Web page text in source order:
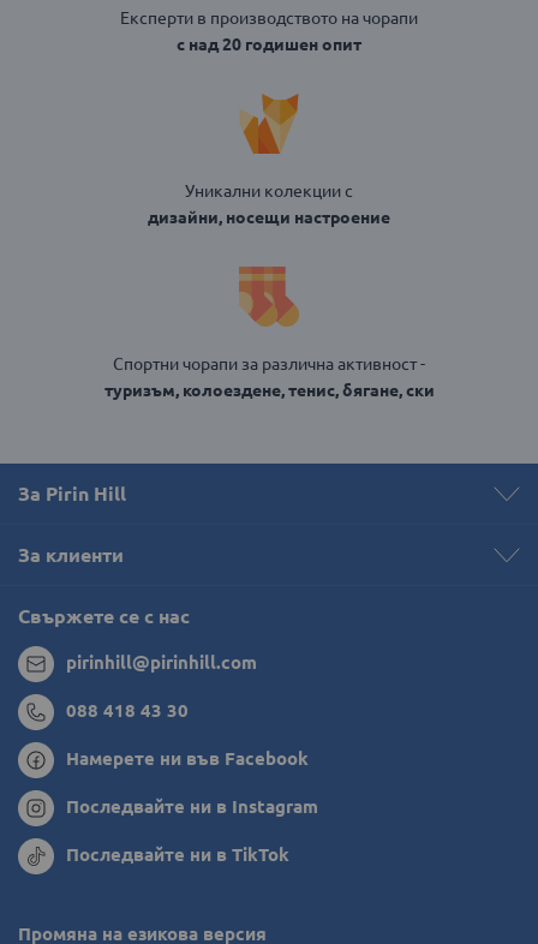
Експерти в производството на чорапи
с над 20 годишен опит
Уникални колекции с
дизайни, носещи настроение
Спортни чорапи за различна активност -
туризъм, колоездене, тенис, бягане, ски
За Pirin Hill
За клиенти
Свържете се с нас
pirinhill@pirinhill.com
088 418 43 30
Намерете ни във Facebook
Последвайте ни в Instagram
Последвайте ни в TikTok
Промяна на езикова версия